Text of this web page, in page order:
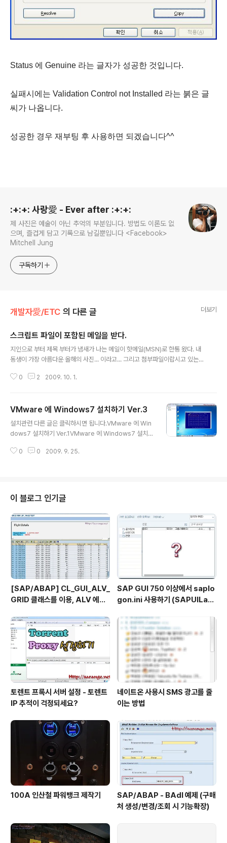
Status 에 Genuine 라는 글자가 성공한 것입니다.
실패시에는 Validation Control not Installed 라는 붉은 글
씨가 나옵니다.
성공한 경우 재부팅 후 사용하면 되겠습니다^^
:+:+: 사랑愛 - Ever after :+:+:
제 사진은 예술이 아닌 추억의 부분입니다. 방법도 이론도 없
으며, 즐겁게 담고 기록으로 남길뿐입니다 <Facebook>
Mitchell Jung
구독하기
개발자愛/ETC 의 다른 글 더보기
스크립트 파일이 포함된 메일을 받다.
지인으로 부터 제목 부터가 냄새가 나는 메일이 핫메일(MSN)로 한통 왔다. 내
동생이 가장 아름다운 올해의 사진... 이라고... 그리고 첨부파일이랍시고 있는게
질 수 없습니다!!!) VB스트립트 파일. 안봐도 냄새가 풍긴다. 다운받아서 까보
gyuUSTFi}{WgyuUSTFi}{WgyuUSTFi}{WgyuUSTFi}{WgyuUSTFi}r
unner=runner&chr(strs(i))부for{WgyuUSTFi}i=1{WgyuUS..
0 2 2009. 10. 1.
VMware 에 Windows7 설치하기 Ver.3
설치관련 다른 글은 클릭하시면 됩니다.VMware 에 Win
dows7 설치하기 Ver.1VMware 에 Windows7 설치하
SLIC2.0 To SLIC2.1 & ETC 입니다. Winlows 7 을 R
A.I 하나로 타 버전의 OS 인증도 가능합니다. 아무래도 V
Mware를 사용한 Windows7 설치이니, 해당 부분까지
보이는게 좋겠다 싶어 처음엔 위의 이미지 대로 캡쳐를 떴
었는데, 이미지를 보기 힘들기에... 내부 A.I화면만 새로 캡
쳐를..
0 0 2009. 9. 25.
이 블로그 인기글
[SAP/ABAP] CL_GUI_ALV_
GRID 클래스를 이용, ALV 에서
SAP GUI 750 이상에서 saplo
gon.ini 사용하기 (SAPUILan
토렌트 프록시 서버 설정 - 토렌트
IP 추적이 걱정되세요?
네이트온 사용시 SMS 광고를 줄
이는 방법
100A 인산철 파워뱅크 제작기
SAP/ABAP - BAdI 예제 (구매
처 생성/변경/조회 시 기능확장)